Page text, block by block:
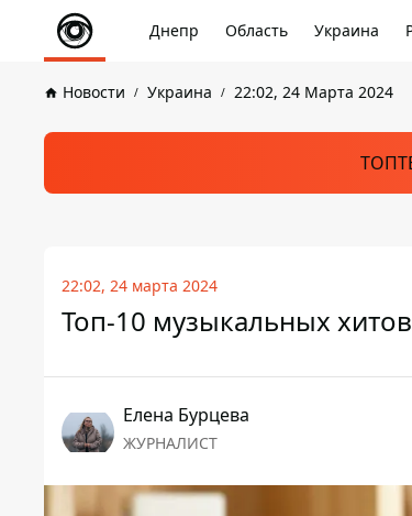
Днепр Область Украина
Новости Украина 22:02, 24 Марта 2024
22:02, 24 марта 2024
Топ-10 музыкальных
Елена Бурцева
ЖУРНАЛИСТ